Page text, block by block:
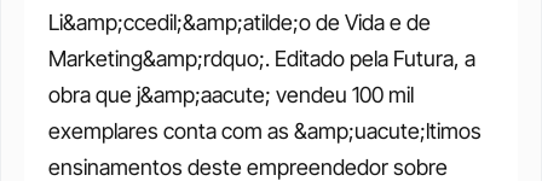
Li&amp;ccedil;&amp;atilde;o de Vida e de
Marketing&amp;rdquo;. Editado pela Futura, a
obra que j&amp;aacute; vendeu 100 mil
exemplares conta com as &amp;uacute;ltimos
ensinamentos deste empreendedor sobre